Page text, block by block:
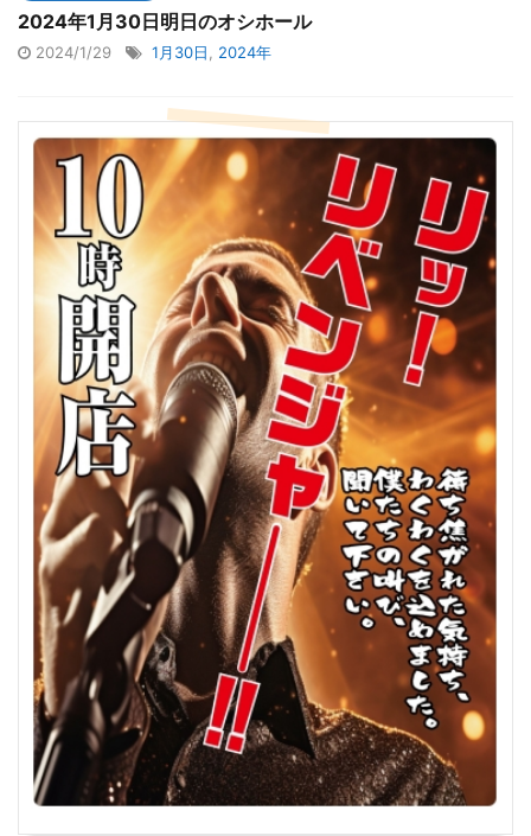
2024年1月30日明日のオシホール
2024/1/29 1月30日 2024年